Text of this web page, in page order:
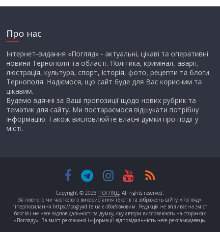
Про нас
Інтернет-видання «Погляд» - актуальні, цікаві та оперативні
новини Тернополя та області. Політика, кримінал, аварії,
люстрація, культура, спорт, історія, фото, рецепти та блоги
Тернополя. Надіємося, що сайт буде для Вас корисним та
цікавим.
Будемо вдячні за Ваші пропозиції щодо нових рубрик та
тематик для сайту. Ми постараємося відшукати потрібну
інформацію. Також висловлюйте власні думки про події у
місті.
Copyright © 2026 ПОГЛЯД. All rights reserved.
За повного чи часткового використання текстів та зображень сайту «Погляд»
гіперпосилання https://poglyad.te.ua є обов’язковим. Редакція не впливає на зміст
блогів і не несе відповідальності за думку, яку автори висловлюють на сторінках
«Погляду». За зміст рекламної інформації відповідальність несе рекламодавець.